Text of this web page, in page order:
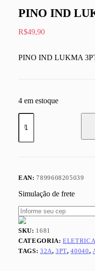
PINO IND
R$49,90
PINO IND LUKMA
4 em estoque
PINO
IND
3PT
quantidade
EAN:7899608205039
Simulação de frete
SKU: 1681
CATEGORIA:ELETRICA
TAGS: 32A,3PT,40040,